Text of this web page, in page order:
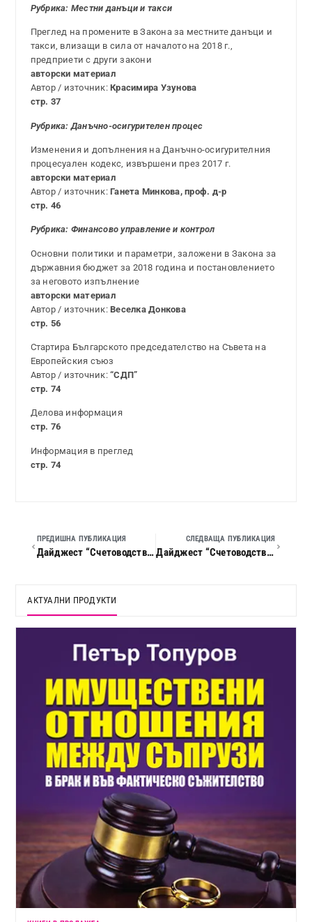
Рубрика: Местни данъци и такси
Преглед на промените в Закона за местните данъци и
такси, влизащи в сила от началото на 2018 г.,
предприети с други закони
авторски материал
Автор / източник:Красимира Узунова
стр. 37
Рубрика: Данъчно-осигурителен процес
Изменения и допълнения на Данъчно-осигурителния
процесуален кодекс, извършени през 2017 г.
авторски материал
Автор / източник:Ганета Минкова, проф. д-р
стр. 46
Рубрика: Финансово управление и контрол
Основни политики и параметри, заложени в Закона за
държавния бюджет за 2018 година и постановлението
за неговото изпълнение
авторски материал
Автор / източник:Веселка Донкова
стр. 56
Стартира Българското председателство на Съвета на
Европейския съюз
Автор / източник:“СДП”
стр. 74
Делова информация
стр. 76
Информация в преглед
стр. 74
ПРЕДИШНА ПУБЛИКАЦИЯ
Дайджест “Счетоводство, данъци и право”, 2017 г., кн. 12
СЛЕДВАЩА ПУБЛИКАЦИЯ
Дайджест “Счетоводство, данъци и право”, 2018 г., кн. 02
АКТУАЛНИ ПРОДУКТИ